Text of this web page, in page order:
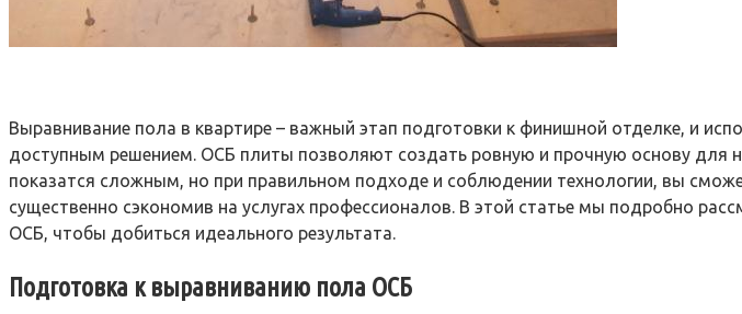
Выравнивание пола в квартире – важный этап подготовки к финишной отделке, и
доступным решением. ОСБ плиты позволяют создать ровную и прочную основу для
показатся сложным, но при правильном подходе и соблюдении технологии, вы
существенно сэкономив на услугах профессионалов. В этой статье мы подробно
ОСБ, чтобы добиться идеального результата.
Подготовка к выравниванию пола ОСБ